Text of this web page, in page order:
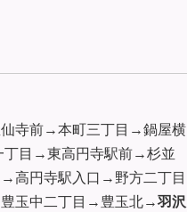
寺前→本町三丁目→鍋屋横
目→東高円寺駅前→杉並
高円寺駅入口→野方二丁目
玉中二丁目→豊玉北→羽沢